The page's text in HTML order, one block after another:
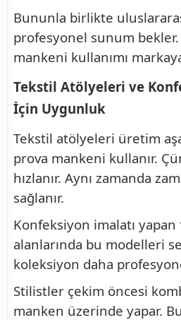
Bununla birlikte
profesyonel sunum
mankeni kullanımı
Tekstil Atölyeleri ve
İçin Uygunluk
Tekstil atölyeleri üretim
prova mankeni kullanır.
hızlanır. Aynı zamanda
sağlanır.
Konfeksiyon imalatı
alanlarında bu modelleri
koleksiyon daha
Stilistler çekim öncesi
manken üzerinde yapar.